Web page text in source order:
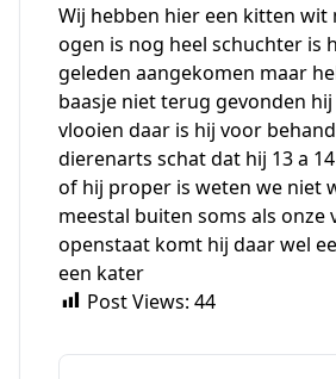
Wij hebben hier een kitten wit
ogen is nog heel schuchter is
geleden aangekomen maar
baasje niet terug gevonden
vlooien daar is hij voor
dierenarts schat dat hij 13 a
of hij proper is weten we niet
meestal buiten soms als onze
openstaat komt hij daar wel
een kater
Post Views: 44